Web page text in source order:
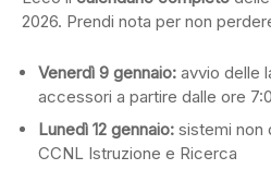
2026. Prendi nota per non
Venerdì 9 gennaio: avvio delle
accessori a partire dalle ore
Lunedì 12 gennaio: sistemi non
CCNL Istruzione e Ricerca